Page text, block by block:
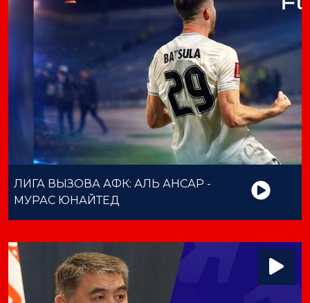
ЛИГА ВЫЗОВА АФК: АЛЬ АНСАР -
МУРАС ЮНАЙТЕД